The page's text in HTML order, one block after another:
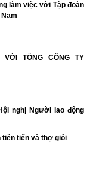
làm việc với Tập đoàn
TỔNG CÔNG TY
nghị Người lao động
tiên tiến và thợ giỏi